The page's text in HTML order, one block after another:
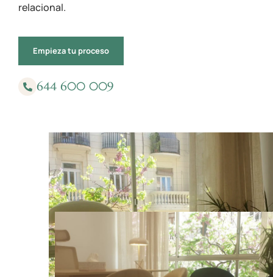
relacional.
Empieza tu proceso
644 600 009